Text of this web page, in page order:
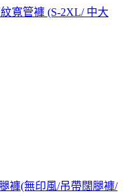
寬管褲 (S-2XL/ 中大
褲(無印風/吊帶闊腿褲/